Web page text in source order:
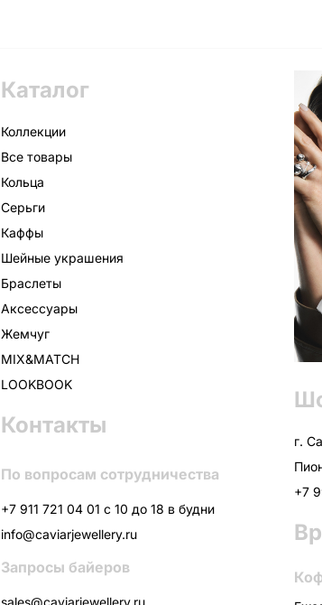
Каталог
Коллекции
Все товары
Кольца
Серьги
Каффы
Шейные украшения
Браслеты
Аксессуары
Жемчуг
MIX&MATCH
LOOKBOOK
Контакты
По вопросам сотрудничества
+7 911 721 04 01 с 10 до 18 в будни
info@caviarjewellery.ru
Запросы байеров
sales@caviarjewellery.ru
г.
+7